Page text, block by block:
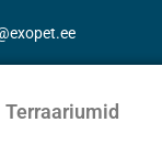
Terraariumid